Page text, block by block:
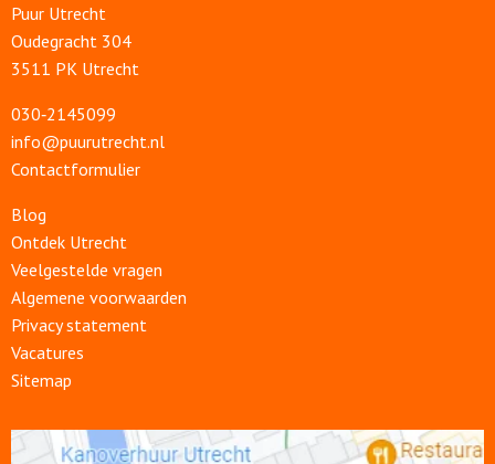
Puur Utrecht
Oudegracht 304
3511 PK Utrecht
030‑2145099
info@puurutrecht.nl
Contactformulier
Blog
Ontdek Utrecht
Veelgestelde vragen
Algemene voorwaarden
Privacy statement
Vacatures
Sitemap